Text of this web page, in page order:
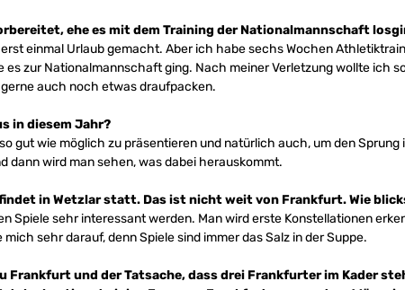
ehe es mit dem Training der Nationalmannschaft
einmal Urlaub gemacht. Aber ich habe sechs Wochen
es zur Nationalmannschaft ging. Nach meiner Verletzung wollte ich
auch noch etwas draufpacken.
in diesem Jahr?
gut wie möglich zu präsentieren und natürlich auch, um den
dann wird man sehen, was dabei herauskommt.
in Wetzlar statt. Das ist nicht weit von Frankfurt. Wie
Spiele sehr interessant werden. Man wird erste Konstellationen
sehr darauf, denn Spiele sind immer das Salz in der Suppe.
Frankfurt und der Tatsache, dass drei Frankfurter im Kader